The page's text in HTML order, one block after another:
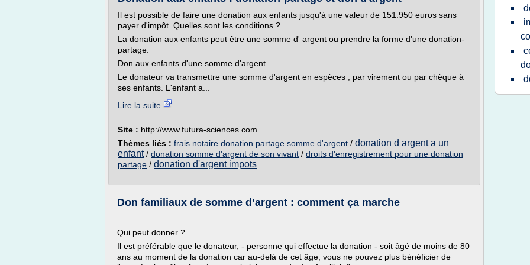
Il est possible de faire une donation aux enfants jusqu'à une valeur de 151.950 euros sans
payer d'impôt. Quelles sont les conditions ?
La donation aux enfants peut être une somme d' argent ou prendre la forme d'une donation-
partage.
Don aux enfants d'une somme d'argent
Le donateur va transmettre une somme d'argent en espèces , par virement ou par chèque à
ses enfants. L'enfant a...
Lire la suite
Site : http://www.futura-sciences.com
Thèmes liés : frais notaire donation partage somme d'argent / donation d argent a un
enfant/ donation somme d'argent de son vivant / droits d'enregistrement pour une donation
partage / donation d'argent impots
Don familiaux de somme d’argent : comment ça marche
Qui peut donner ?
Il est préférable que le donateur, - personne qui effectue la donation - soit âgé de moins de 80
ans au moment de la donation car au-delà de cet âge, vous ne pouvez plus bénéficier de